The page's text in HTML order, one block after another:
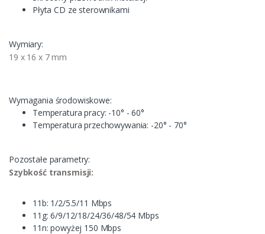
Płyta CD ze sterownikami
Wymiary:
19 x 16 x 7 mm
Wymagania środowiskowe:
Temperatura pracy: -10° - 60°
Temperatura przechowywania: -20° - 70°
Pozostałe parametry:
Szybkość transmisji:
11b: 1/2/5.5/11 Mbps
11g: 6/9/12/18/24/36/48/54 Mbps
11n: powyżej 150 Mbps